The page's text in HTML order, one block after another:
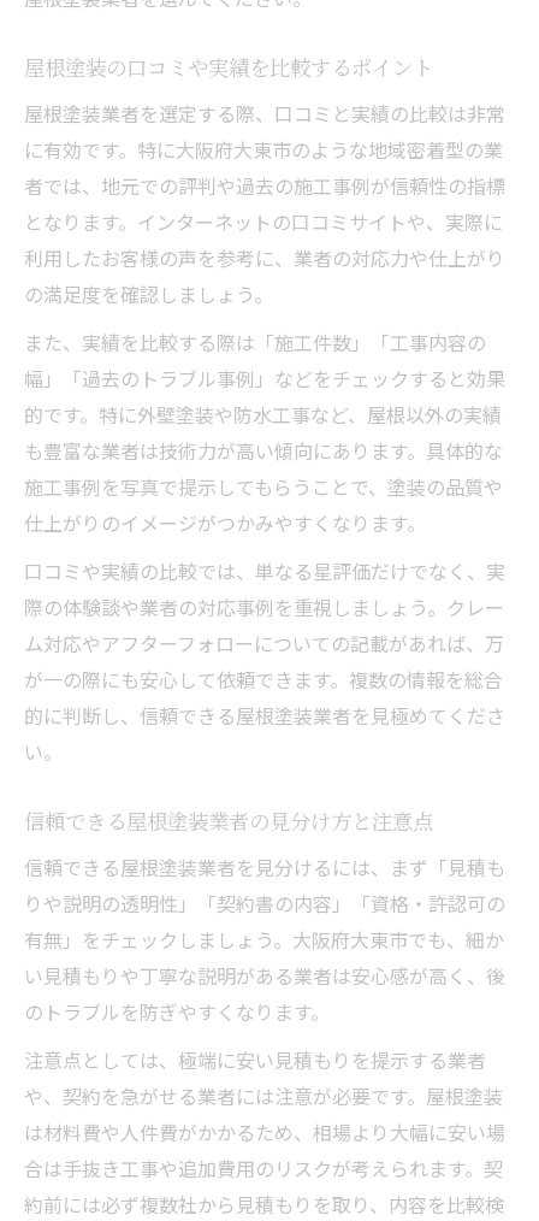
長持ちする屋根塗装のためのメンテナンス
方法
屋根塗装を安心して任せるためのポイント
屋根塗装の保証内容とアフターサービスの
重要性
屋根塗装業者との信頼関係構築のコツ
ック項目
屋根塗装後のトラブルを防ぐための具体策
屋根塗装の工事中に気をつけたいポイント
費用相場を知って屋根塗装で失敗しないコツ
屋根塗装の費用相場と見積もりの比較方法
屋根塗装費用の内訳と適正価格の見極め方
屋根塗装で追加費用が発生しやすい注意点
費用と品質を両立させる屋根塗装業者の選
び方
屋根塗装費用を抑えるための工夫ポイント
口コミや評判が良い屋根塗装業者の特徴
屋根塗装業界で注目される新しいサービス
とは
一括見積もり活用で屋根塗装業者を賢く選
ト
屋根塗装の口コミや実績を比較するポイント
屋根塗装業者を選定する際、口コミと実績の比較は非常
に有効です。特に大阪府大東市のような地域密着型の業
者では、地元での評判や過去の施工事例が信頼性の指標
となります。インターネットの口コミサイトや、実際に
利用したお客様の声を参考に、業者の対応力や仕上がり
の満足度を確認しましょう。
また、実績を比較する際は「施工件数」「工事内容の
幅」「過去のトラブル事例」などをチェックすると効果
的です。特に外壁塗装や防水工事など、屋根以外の実績
も豊富な業者は技術力が高い傾向にあります。具体的な
施工事例を写真で提示してもらうことで、塗装の品質や
仕上がりのイメージがつかみやすくなります。
口コミや実績の比較では、単なる星評価だけでなく、実
際の体験談や業者の対応事例を重視しましょう。クレー
ム対応やアフターフォローについての記載があれば、万
が一の際にも安心して依頼できます。複数の情報を総合
的に判断し、信頼できる屋根塗装業者を見極めてくださ
い。
信頼できる屋根塗装業者の見分け方と注意点
信頼できる屋根塗装業者を見分けるには、まず「見積も
りや説明の透明性」「契約書の内容」「資格・許認可の
有無」をチェックしましょう。大阪府大東市でも、細か
い見積もりや丁寧な説明がある業者は安心感が高く、後
のトラブルを防ぎやすくなります。
注意点としては、極端に安い見積もりを提示する業者
や、契約を急がせる業者には注意が必要です。屋根塗装
は材料費や人件費がかかるため、相場より大幅に安い場
合は手抜き工事や追加費用のリスクが考えられます。契
約前には必ず複数社から見積もりを取り、内容を比較検